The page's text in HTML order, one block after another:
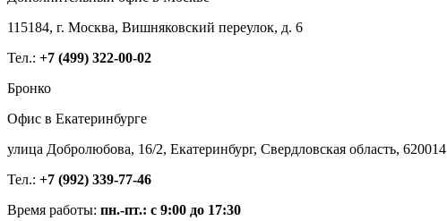
115184, г. Москва, Вишняковский переулок, д. 6
Тел.: +7 (499) 322-00-02
Бронко
Офис в Екатеринбурге
улица Добролюбова, 16/2, Екатеринбург, Свердловская область, 620014
Тел.: +7 (992) 339-77-46
Время работы: пн.-пт.: с 9:00 до 17:30